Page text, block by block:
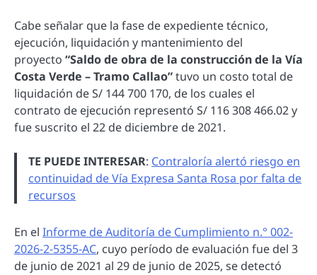
Cabe señalar que la fase de expediente técnico,
ejecución, liquidación y mantenimiento del
proyecto “Saldo de obra de la construcción de la Vía
Costa Verde – Tramo Callao”tuvo un costo total de
liquidación de S/ 144 700 170, de los cuales el
contrato de ejecución representó S/ 116 308 466.02 y
fue suscrito el 22 de diciembre de 2021.
TE PUEDE INTERESAR: Contraloría alertó riesgo en
continuidad de Vía Expresa Santa Rosa por falta de
recursos
En el Informe de Auditoría de Cumplimiento n.° 002-
2026-2-5355-AC, cuyo período de evaluación fue del 3
de junio de 2021 al 29 de junio de 2025, se detectó